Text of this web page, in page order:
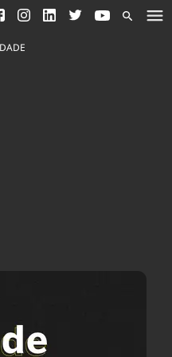
Saneamento
Indicadores
Política
Saúde